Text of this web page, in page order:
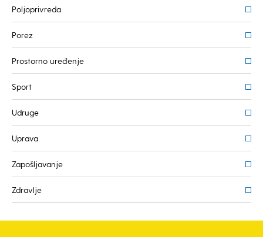
Poljoprivreda
Porez
Prostorno uređenje
Sport
Udruge
Uprava
Zapošljavanje
Zdravlje